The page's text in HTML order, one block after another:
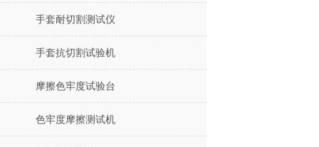
手套耐切割测试仪
手套抗切割试验机
摩擦色牢度试验台
色牢度摩擦测试机